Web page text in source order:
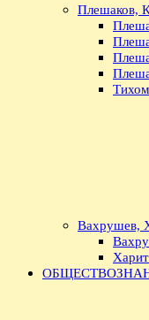
Плешаков,
Вахрушев,